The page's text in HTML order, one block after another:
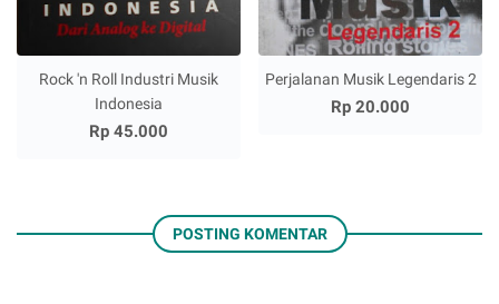
Rock 'n Roll Industri Musik
Indonesia
Rp 45.000
Perjalanan Musik Legendaris 2
Rp 20.000
POSTING KOMENTAR